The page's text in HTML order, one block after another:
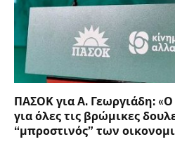
ΠΑΣΟΚ για Α. Γεωργιάδη:
για όλες τις βρώμικες
“μπροστινός” των